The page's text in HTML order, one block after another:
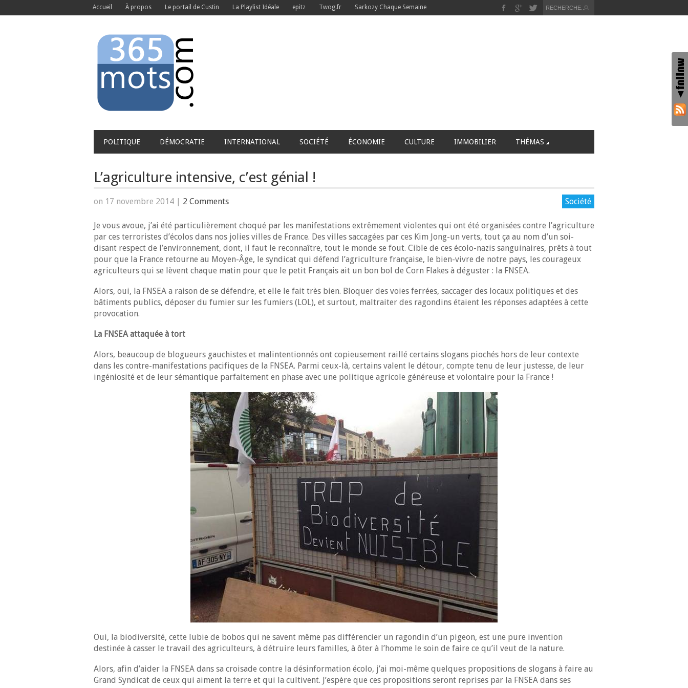
Accueil À propos Le portail de Custin La Playlist Idéale epitz Twog.fr Sarkozy Chaque Semaine
POLITIQUE DÉMOCRATIE INTERNATIONAL SOCIÉTÉ ÉCONOMIE CULTURE IMMOBILIER THÉMAS
L’agriculture intensive, c’est génial !
on 17 novembre 2014 | 2 Comments Société
Je vous avoue, j’ai été particulièrement choqué par les manifestations extrêmement violentes qui ont été organisées contre l’agriculture
par ces terroristes d’écolos dans nos jolies villes de France. Des villes saccagées par ces Kim Jong-un verts, tout ça au nom d’un soi-
disant respect de l’environnement, dont, il faut le reconnaître, tout le monde se fout. Cible de ces écolo-nazis sanguinaires, prêts à tout
pour que la France retourne au Moyen-Âge, le syndicat qui défend l’agriculture française, le bien-vivre de notre pays, les courageux
agriculteurs qui se lèvent chaque matin pour que le petit Français ait un bon bol de Corn Flakes à déguster : la FNSEA.
Alors, oui, la FNSEA a raison de se défendre, et elle le fait très bien. Bloquer des voies ferrées, saccager des locaux politiques et des
bâtiments publics, déposer du fumier sur les fumiers (LOL), et surtout, maltraiter des ragondins étaient les réponses adaptées à cette
provocation.
La FNSEA attaquée à tort
Alors, beaucoup de blogueurs gauchistes et malintentionnés ont copieusement raillé certains slogans piochés hors de leur contexte
dans les contre-manifestations pacifiques de la FNSEA. Parmi ceux-là, certains valent le détour, compte tenu de leur justesse, de leur
ingéniosité et de leur sémantique parfaitement en phase avec une politique agricole généreuse et volontaire pour la France !
Oui, la biodiversité, cette lubie de bobos qui ne savent même pas différencier un ragondin d’un pigeon, est une pure invention
destinée à casser le travail des agriculteurs, à détruire leurs familles, à ôter à l’homme le soin de faire ce qu’il veut de la nature.
Alors, afin d’aider la FNSEA dans sa croisade contre la désinformation écolo, j’ai moi-même quelques propositions de slogans à faire au
Grand Syndicat de ceux qui aiment la terre et qui la cultivent. J’espère que ces propositions seront reprises par la FNSEA dans ses